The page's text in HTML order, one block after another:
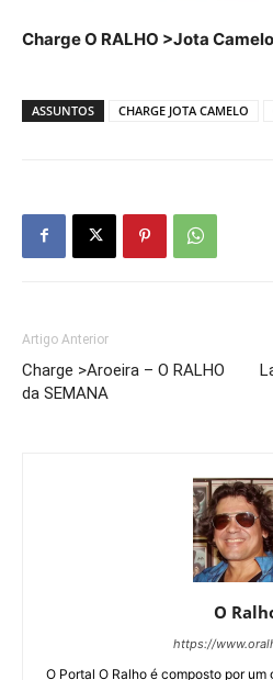
Charge O RALHO >Jota Camelo
ASSUNTOS CHARGE JOTA CAMELO
Artigo Anterior
Charge >Aroeira – O RALHO
da SEMANA
O
https://
O Portal O Ralho é composto por